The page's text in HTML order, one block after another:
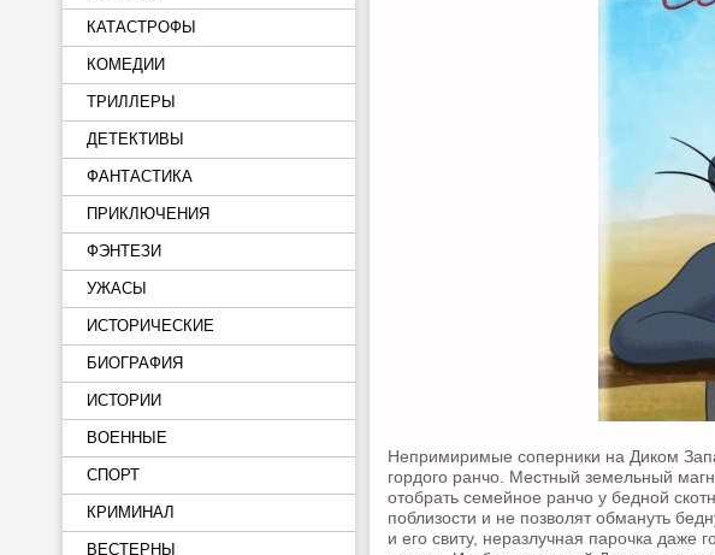
КАТАСТРОФЫ
КОМЕДИИ
ТРИЛЛЕРЫ
ДЕТЕКТИВЫ
ФАНТАСТИКА
ПРИКЛЮЧЕНИЯ
ФЭНТЕЗИ
УЖАСЫ
ИСТОРИЧЕСКИЕ
БИОГРАФИЯ
ИСТОРИИ
ВОЕННЫЕ
СПОРТ
КРИМИНАЛ
ВЕСТЕРНЫ
Непримиримые соперники на Диком
гордого ранчо. Местный земельный
отобрать семейное ранчо у бедной
поблизости и не позволят обмануть
и его свиту, неразлучная парочка даже